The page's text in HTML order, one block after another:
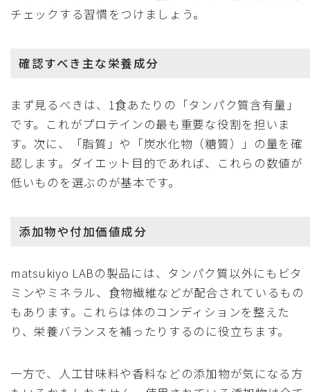
チェックする習慣をつけましょう。
確認すべき主な栄養成分
まず見るべきは、1食あたりの「タンパク質含有量」
です。これがプロテインの最も重要な役割を担いま
す。次に、「脂質」や「炭水化物（糖質）」の量を確
認します。ダイエット目的であれば、これらの数値が
低いものを選ぶのが基本です。
添加物や付加価値成分
matsukiyo LABの製品には、タンパク質以外にもビタ
ミンやミネラル、食物繊維などが配合されているもの
もあります。これらは体のコンディションを整えた
り、栄養バランスを補ったりするのに役立ちます。
一方で、人工甘味料や香料などの添加物が気になる方